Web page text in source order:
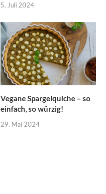
5. Juli 2024
Vegane Spargelquiche – so
einfach, so würzig!
29. Mai 2024